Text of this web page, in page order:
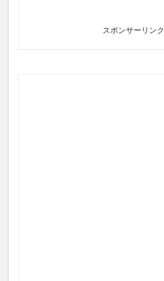
スポンサーリンク